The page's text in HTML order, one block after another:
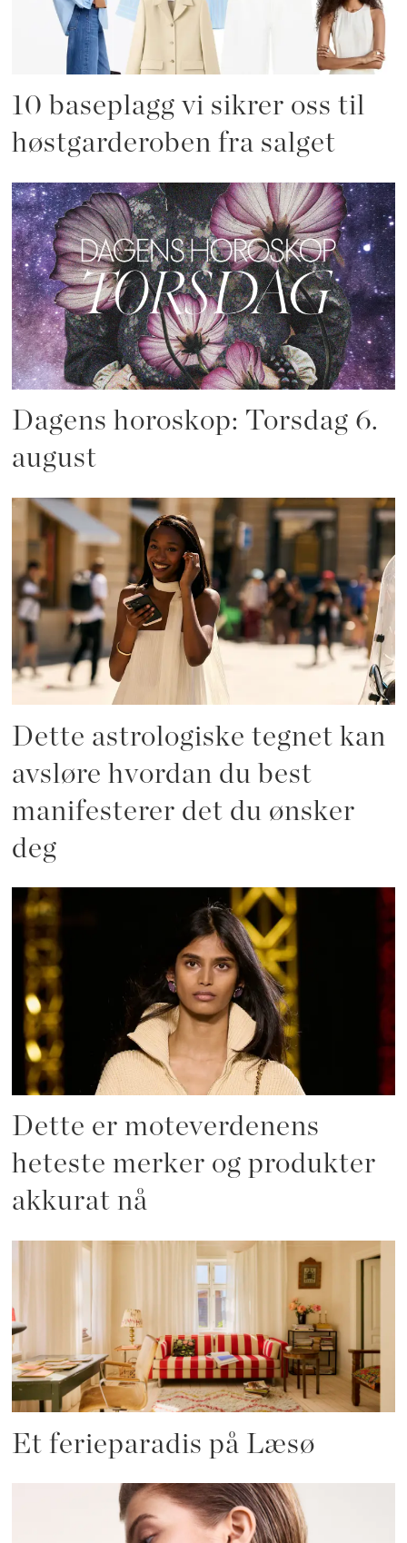
10 baseplagg vi sikrer oss til
høstgarderoben fra salget
Dagens horoskop: Torsdag 6.
august
Dette astrologiske tegnet kan
avsløre hvordan du best
manifesterer det du ønsker
deg
Dette er moteverdenens
heteste merker og produkter
akkurat nå
Et ferieparadis på Læsø